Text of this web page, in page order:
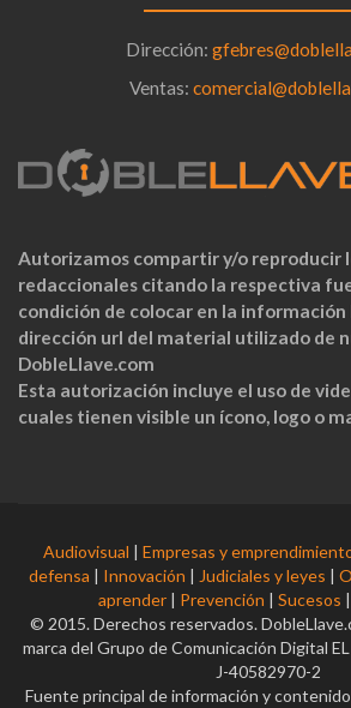
Dirección:
Ventas:
Autorizamos compartir y/o reproducir
redaccionales citando la respectiva
condición de colocar en la
dirección url del material utilizado de
DobleLlave.com
Esta autorización incluye el uso de
cuales tienen visible un ícono, logo o
Audiovisual | Empresas y
defensa | Innovación | Judiciales y leyes |
aprender | Prevención | Sucesos |
© 2015. Derechos reservados.
marca del Grupo de Comunicación Digital
J-40582970-2
Fuente principal de información y